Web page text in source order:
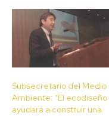
Subsecretario del Medio
Ambiente: “El ecodiseño
ayudará a construir una